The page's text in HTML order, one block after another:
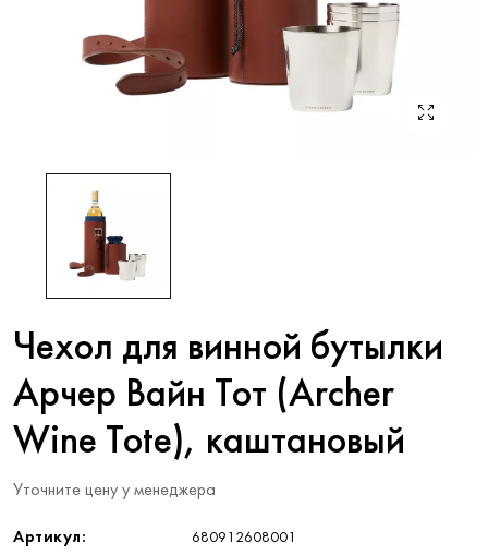
Чехол для винной бутылки
Арчер Вайн Тот (Archer
Wine Tote), каштановый
Уточните цену у менеджера
Артикул: 680912608001